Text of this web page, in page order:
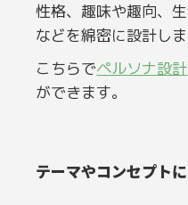
性格、趣味や趣向、
などを綿密に設計しま
こちらでペルソナ設計
ができます。
テーマやコンセプト